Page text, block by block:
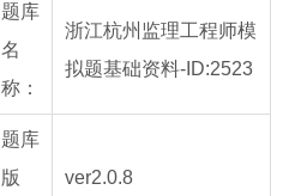
题库
名
称：
浙江杭州监理工程师模
拟题基础资料-ID:2523
题库
版
ver2.0.8